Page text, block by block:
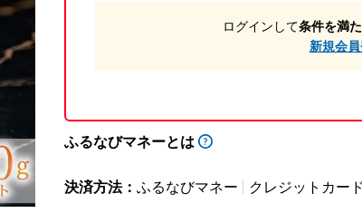
ログインして条件を満
新規会
ふるなびマネーとは
決済方法： ふるなびマネー クレジットカード